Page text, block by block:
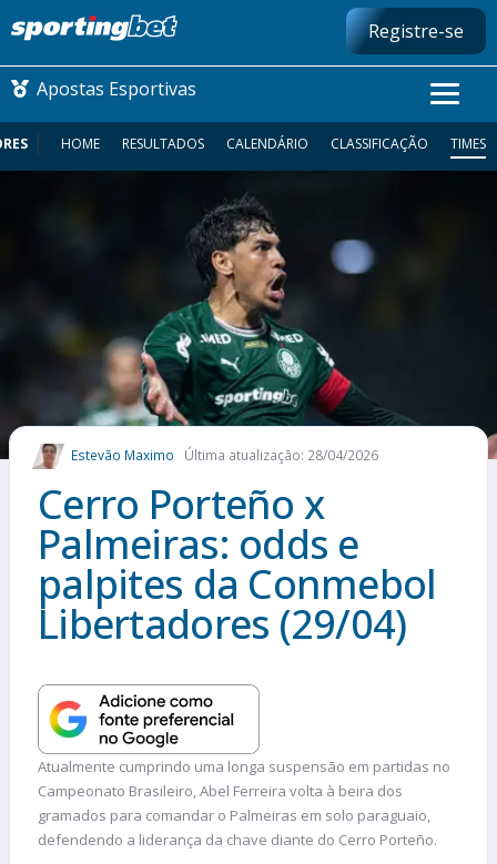
Registre-se
Apostas Esportivas
HOME RESULTADOS CALENDÁRIO CLASSIFICAÇÃO TIMES
Estevão Maximo Última atualização: 28/04/2026
Cerro Porteño x
Palmeiras: odds e
palpites da Conmebol
Libertadores (29/04)
Atualmente cumprindo uma longa suspensão em partidas no
Campeonato Brasileiro, Abel Ferreira volta à beira dos
gramados para comandar o Palmeiras em solo paraguaio,
defendendo a liderança da chave diante do Cerro Porteño.